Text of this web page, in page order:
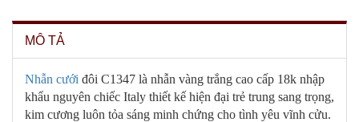
MÔ TẢ
Nhẫn cưới đôi C1347 là nhẫn vàng trắng cao cấp 18k nhập
khẩu nguyên chiếc Italy thiết kế hiện đại trẻ trung sang trọng,
kim cương luôn tỏa sáng minh chứng cho tình yêu vĩnh cửu.